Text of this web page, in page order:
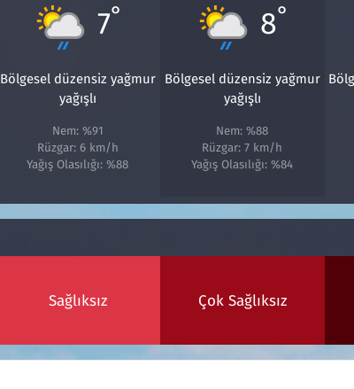
7°
Bölgesel düzensiz yağmur
yağışlı
Nem: %91
Rüzgar: 6 km/h
Yağış Olasılığı: %88
8°
Bölgesel düzensiz yağmur
yağışlı
Nem: %88
Rüzgar: 7 km/h
Yağış Olasılığı: %84
Sağlıksız Çok Sağlıksız